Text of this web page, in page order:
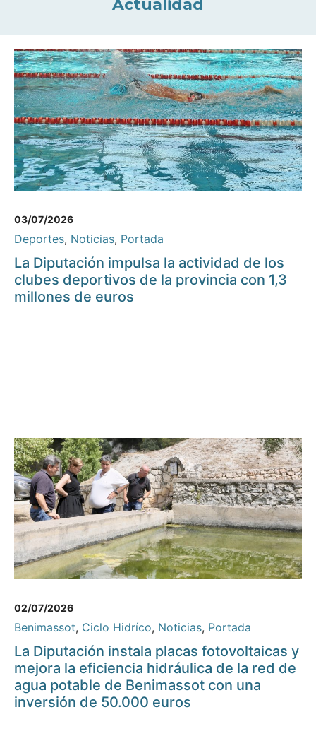
Actualidad
03/07/2026
Deportes, Noticias, Portada
La Diputación impulsa la actividad de los
clubes deportivos de la provincia con 1,3
millones de euros
02/07/2026
Benimassot, Ciclo Hidríco, Noticias, Portada
La Diputación instala placas fotovoltaicas y
mejora la eficiencia hidráulica de la red de
agua potable de Benimassot con una
inversión de 50.000 euros